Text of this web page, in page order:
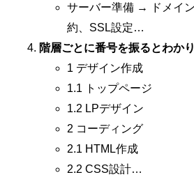
サーバー準備 → ドメイ
約、SSL設定…
階層ごとに番号を振るとわか
1 デザイン作成
1.1 トップページ
1.2 LPデザイン
2 コーディング
2.1 HTML作成
2.2 CSS設計…